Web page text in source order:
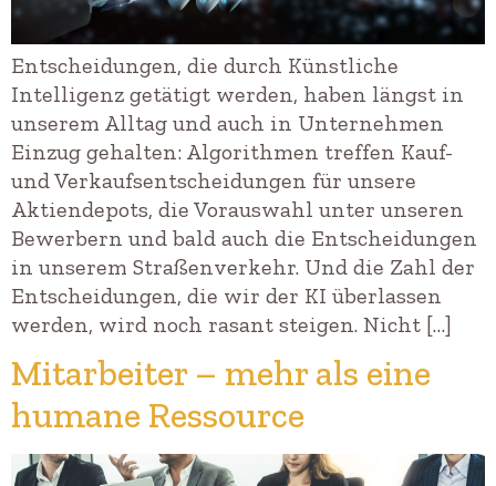
Entscheidungen, die durch Künstliche
Intelligenz getätigt werden, haben längst in
unserem Alltag und auch in Unternehmen
Einzug gehalten: Algorithmen treffen Kauf-
und Verkaufsentscheidungen für unsere
Aktiendepots, die Vorauswahl unter unseren
Bewerbern und bald auch die Entscheidungen
in unserem Straßenverkehr. Und die Zahl der
Entscheidungen, die wir der KI überlassen
werden, wird noch rasant steigen. Nicht […]
Mitarbeiter – mehr als eine
humane Ressource